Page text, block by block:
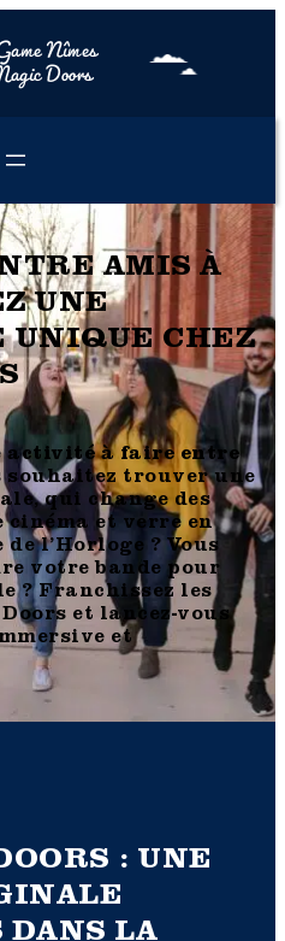
Nîmes
Doors
AMIS À
UNE
UNIQUE CHEZ
activité à faire entre
souhaitez trouver une
qui change des
cinéma et verre en
l’Horloge ? Vous
votre bande pour
? Franchissez les
et lancez-vous
et
: UNE
LA